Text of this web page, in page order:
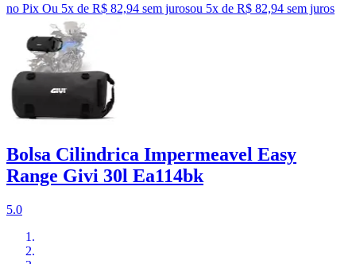
no Pix Ou 5x de R$ 82,94 sem jurosou 5x de R$ 82,94 sem juros
Bolsa Cilindrica Impermeavel Easy
Range Givi 30l Ea114bk
5.0